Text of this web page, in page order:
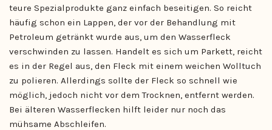
teure Spezialprodukte ganz einfach beseitigen. So reicht
häufig schon ein Lappen, der vor der Behandlung mit
Petroleum getränkt wurde aus, um den Wasserfleck
verschwinden zu lassen. Handelt es sich um Parkett, reicht
es in der Regel aus, den Fleck mit einem weichen Wolltuch
zu polieren. Allerdings sollte der Fleck so schnell wie
möglich, jedoch nicht vor dem Trocknen, entfernt werden.
Bei älteren Wasserflecken hilft leider nur noch das
mühsame Abschleifen.